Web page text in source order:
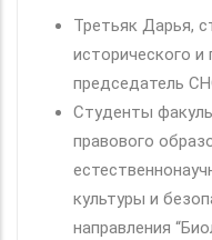
Третьяк Дарья,
исторического и
председатель
Студенты
правового
культуры и
направления